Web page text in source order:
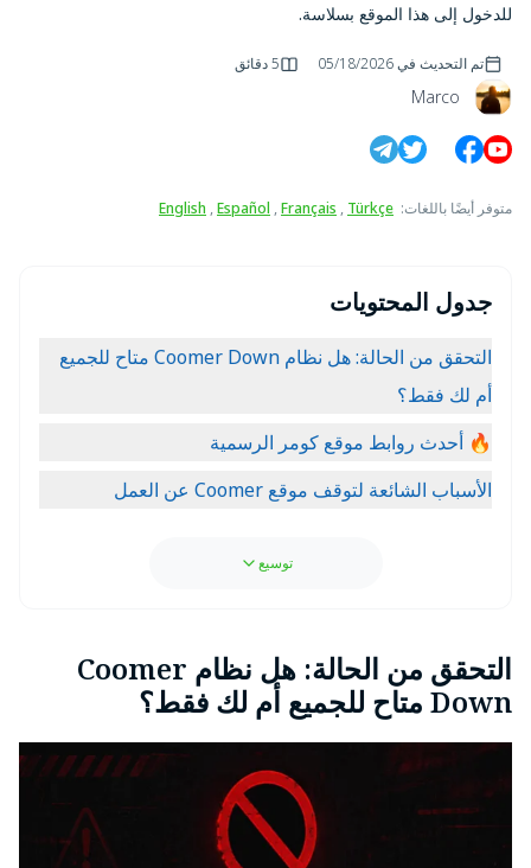
للدخول إلى هذا الموقع بسلاسة.
Marco
تم التحديث في05/18/2026 5 دقائق
متوفر أيضًا باللغات:
English ,Español ,Français , Türkçe
جدول المحتويات
التحقق من الحالة: هل نظام Coomer Down متاح للجميع
أم لك فقط؟
🔥 أحدث روابط موقع كومر الرسمية
الأسباب الشائعة لتوقف موقع Coomer عن العمل
توسيع
التحقق من الحالة: هل نظام Coomer
Down متاح للجميع أم لك فقط؟